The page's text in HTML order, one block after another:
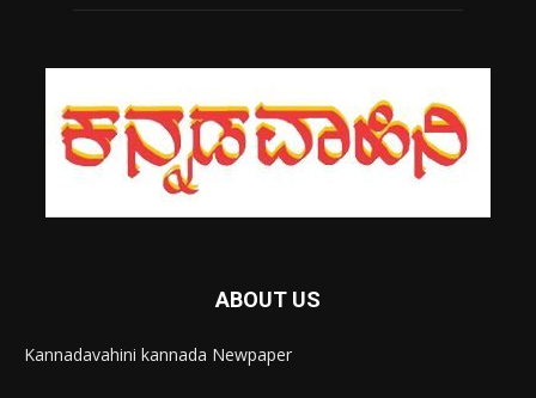
ABOUT US
Kannadavahini kannada Newpaper